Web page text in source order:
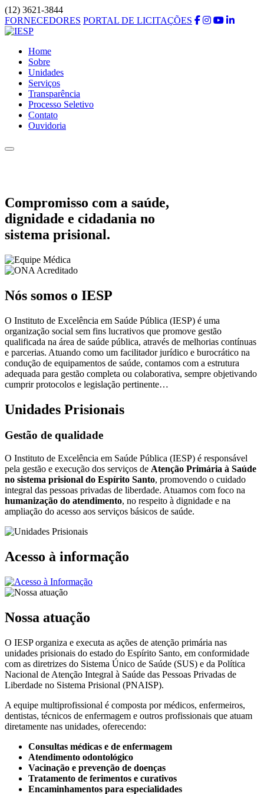
(12) 3621-3844
FORNECEDORES PORTAL DE LICITAÇÕES
Home
Sobre
Unidades
Serviços
Transparência
Processo Seletivo
Contato
Ouvidoria
Compromisso com a saúde,
dignidade e cidadania no
sistema prisional.
Nós somos o IESP
O Instituto de Excelência em Saúde Pública (IESP) é uma
organização social sem fins lucrativos que promove gestão
qualificada na área de saúde pública, através de melhorias contínuas
e parcerias. Atuando como um facilitador jurídico e burocrático na
condução de equipamentos de saúde, contamos com a estrutura
adequada para gestão completa ou colaborativa, sempre objetivando
cumprir protocolos e legislação pertinente…
Unidades Prisionais
Gestão de qualidade
O Instituto de Excelência em Saúde Pública (IESP) é responsável
pela gestão e execução dos serviços de Atenção Primária à Saúde
no sistema prisional do Espírito Santo, promovendo o cuidado
integral das pessoas privadas de liberdade. Atuamos com foco na
humanização do atendimento, no respeito à dignidade e na
ampliação do acesso aos serviços básicos de saúde.
Acesso à informação
Nossa atuação
O IESP organiza e executa as ações de atenção primária nas
unidades prisionais do estado do Espírito Santo, em conformidade
com as diretrizes do Sistema Único de Saúde (SUS) e da Política
Nacional de Atenção Integral à Saúde das Pessoas Privadas de
Liberdade no Sistema Prisional (PNAISP).
A equipe multiprofissional é composta por médicos, enfermeiros,
dentistas, técnicos de enfermagem e outros profissionais que atuam
diretamente nas unidades, oferecendo:
Consultas médicas e de enfermagem
Atendimento odontológico
Vacinação e prevenção de doenças
Tratamento de ferimentos e curativos
Encaminhamentos para especialidades